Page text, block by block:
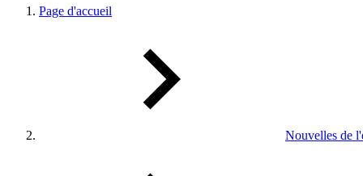
Page d'accueil
Nouvelles de